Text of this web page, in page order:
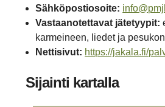
Sähköposti­osoite:
Vastaanotettavat jätetyypit:
karmeineen, liedet ja
Netti­sivut: https://jakala.fi/
Sijainti kartalla